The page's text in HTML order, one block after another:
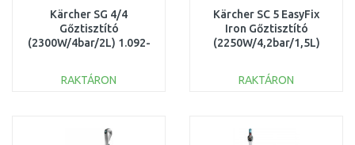
Kärcher SG 4/4
Gőztisztító
(2300W/4bar/2L) 1.092-
RAKTÁRON
Összehasonlítás
Kärcher SC 5 EasyFix
Iron Gőztisztító
(2250W/4,2bar/1,5L)
RAKTÁRON
Összehasonlítás